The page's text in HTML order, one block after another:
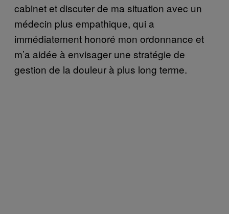
cabinet et discuter de ma situation avec un
médecin plus empathique, qui a
immédiatement honoré mon ordonnance et
m’a aidée à envisager une stratégie de
gestion de la douleur à plus long terme.